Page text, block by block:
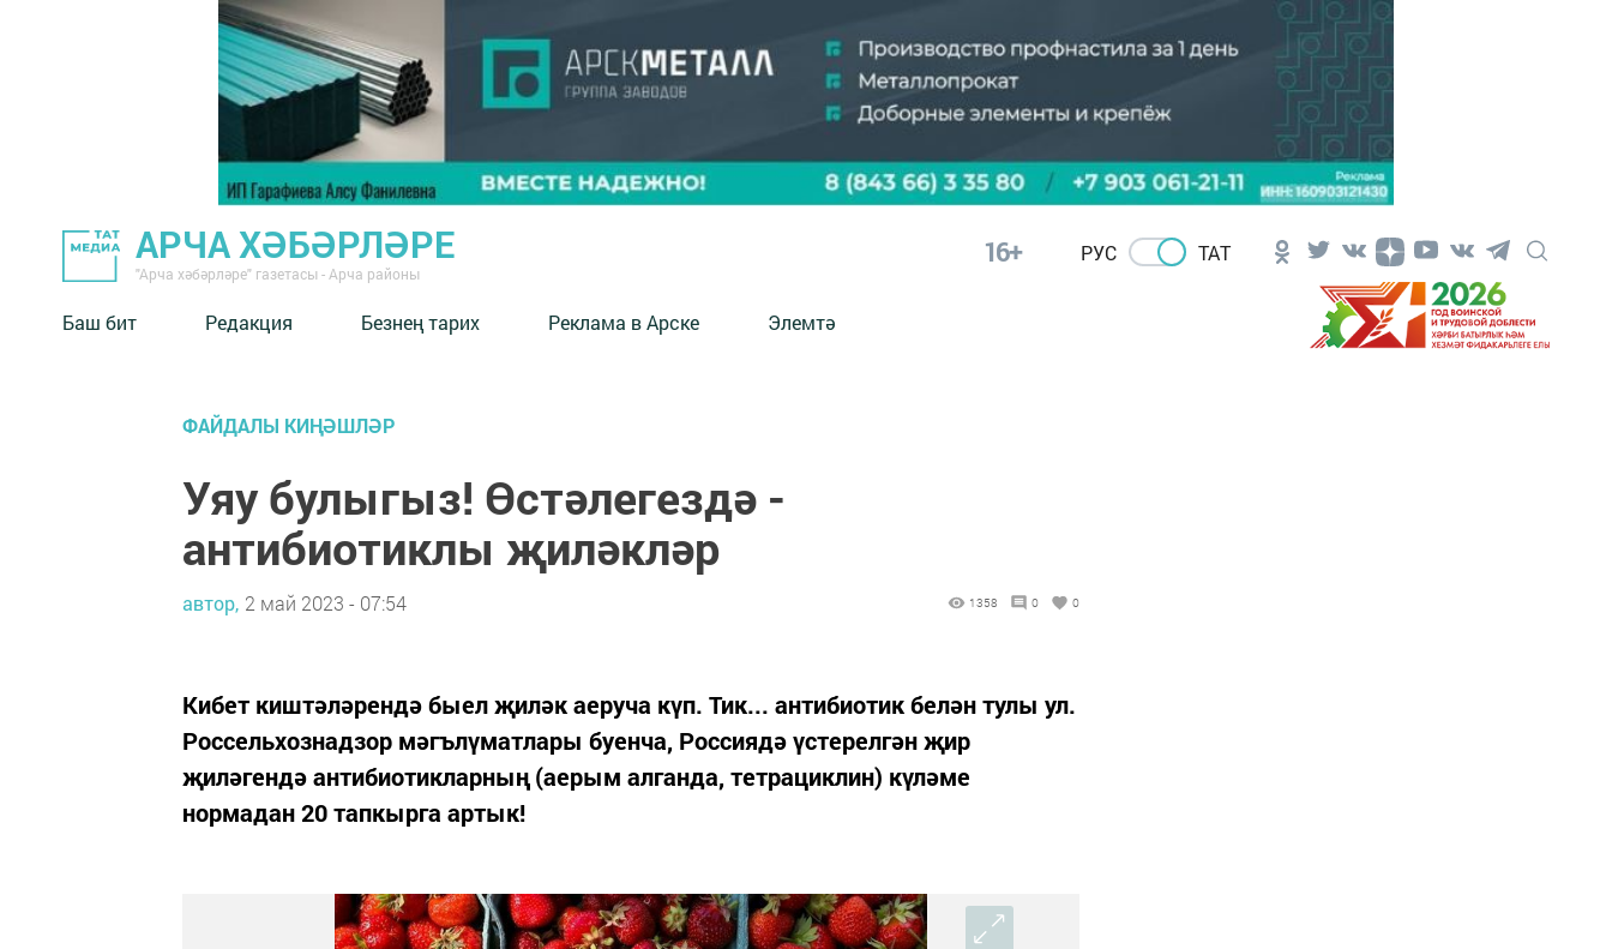
АРЧА ХӘБӘРЛӘРЕ
"Арча хәбәрләре" газетасы - Арча районы
16+ РУС ТАТ
Баш бит Редакция Безнең тарих Реклама в Арске Элемтә
ФАЙДАЛЫ КИҢӘШЛӘР
Уяу булыгыз! Өстәлегездә -
антибиотиклы җиләкләр
автор, 2 май 2023 - 07:54 1358 0 0
Кибет киштәләрендә быел җиләк аеруча күп. Тик... антибиотик белән тулы ул.
Россельхознадзор мәгълүматлары буенча, Россиядә үстерелгән җир
җиләгендә антибиотикларның (аерым алганда, тетрациклин) күләме
нормадан 20 тапкырга артык!